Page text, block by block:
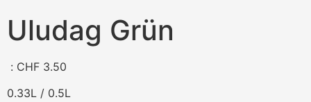
Uludag Grün
: CHF 3.50
0.33L / 0.5L